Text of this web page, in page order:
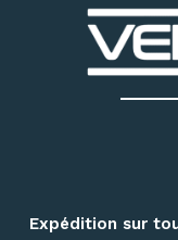
Découvrez notre
chaussons
descendeurs,
techniques et
modèles de
Pour vos
Expédition sur